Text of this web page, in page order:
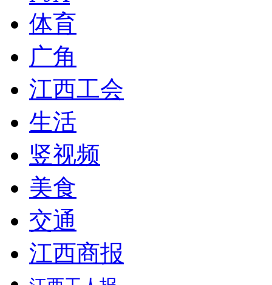
体育
广角
江西工会
生活
竖视频
美食
交通
江西商报